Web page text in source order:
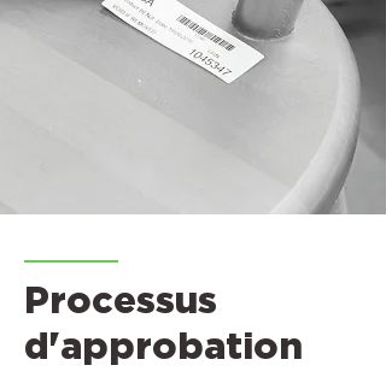
Processus
d'approbation